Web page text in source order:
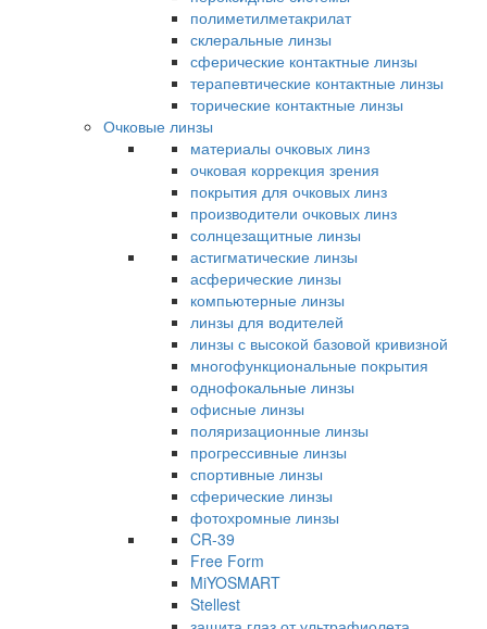
полиметилметакрилат
склеральные линзы
сферические контактные линзы
терапевтические контактные линзы
торические контактные линзы
Очковые линзы
материалы очковых линз
очковая коррекция зрения
покрытия для очковых линз
производители очковых линз
солнцезащитные линзы
астигматические линзы
асферические линзы
компьютерные линзы
линзы для водителей
линзы с высокой базовой кривизной
многофункциональные покрытия
однофокальные линзы
офисные линзы
поляризационные линзы
прогрессивные линзы
спортивные линзы
сферические линзы
фотохромные линзы
CR-39
Free Form
MiYOSMART
Stellest